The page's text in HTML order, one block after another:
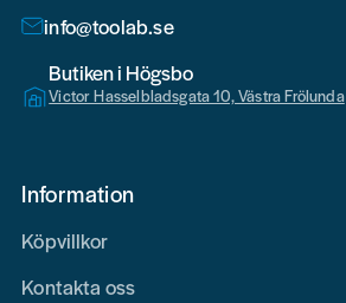
info@toolab.se
Butiken i Högsbo
Victor Hasselbladsgata 10, Västra Frölunda
Information
Köpvillkor
Kontakta oss